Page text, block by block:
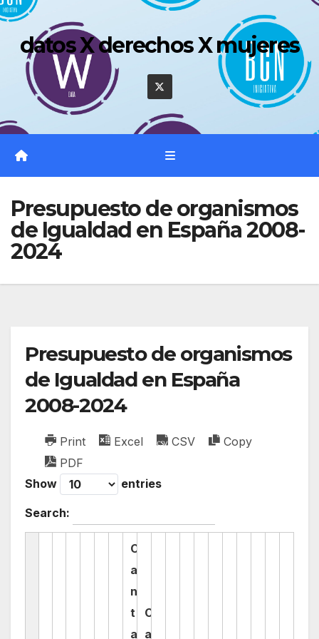
Saltar
contenido
datos X derechos X mujeres
Presupuesto de organismos
de Igualdad en España 2008-
2024
Presupuesto de organismos
de Igualdad en España
2008-2024
Print Excel CSV
Copy
PDF
Show
entries
Search:
C
a
n
t
a
C
a